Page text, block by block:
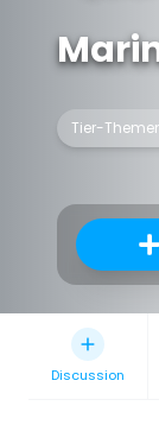
Tier-
Discussion